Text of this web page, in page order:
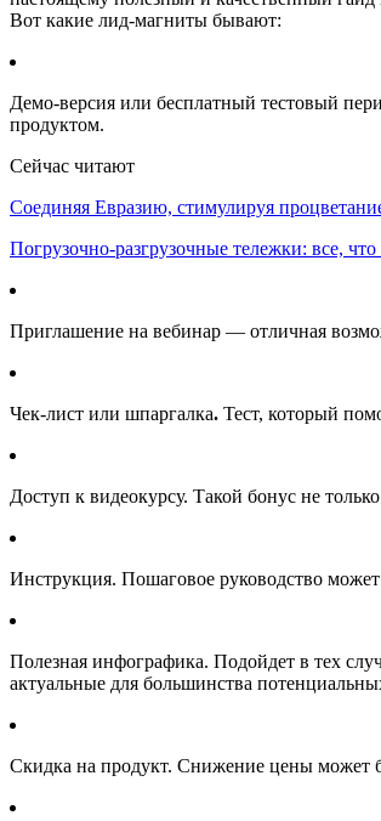
Вот какие лид-магниты бывают:
Демо-версия или бесплатный тестовый
продуктом.
Сейчас читают
Соединяя Евразию, стимулируя
Погрузочно-разгрузочные тележки: все,
Приглашение на вебинар — отличная
Чек-лист или шпаргалка. Тест, который
Доступ к видеокурсу. Такой бонус не
Инструкция. Пошаговое руководство
Полезная инфографика. Подойдет в тех
актуальные для большинства
Скидка на продукт. Снижение цены может